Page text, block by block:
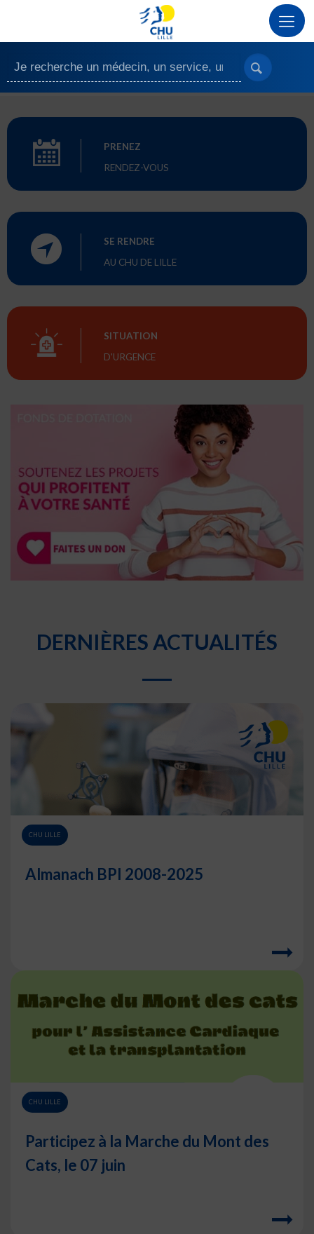
PRENEZ
RENDEZ-VOUS
SE RENDRE
AU CHU DE LILLE
SITUATION
D'URGENCE
DERNIÈRES ACTUALITÉS
CHU LILLE
Almanach BPI 2008-2025
CHU LILLE
Participez à la Marche du Mont des
Cats, le 07 juin